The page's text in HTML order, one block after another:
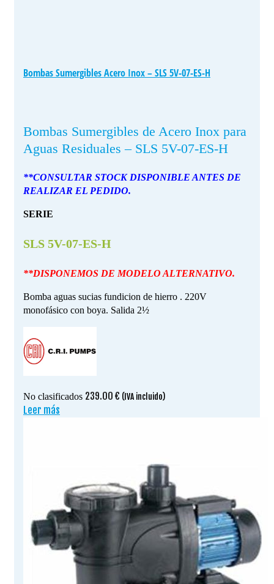
Bombas Sumergibles Acero Inox – SLS 5V-07-ES-H
Bombas Sumergibles de Acero Inox para
Aguas Residuales – SLS 5V-07-ES-H
**CONSULTAR STOCK DISPONIBLE ANTES DE
REALIZAR EL PEDIDO.
SERIE
SLS 5V-07-ES-H
**DISPONEMOS DE MODELO ALTERNATIVO.
Bomba aguas sucias fundicion de hierro . 220V
monofásico con boya. Salida 2½
No clasificados 239.00 € (IVA incluido)
Leer más